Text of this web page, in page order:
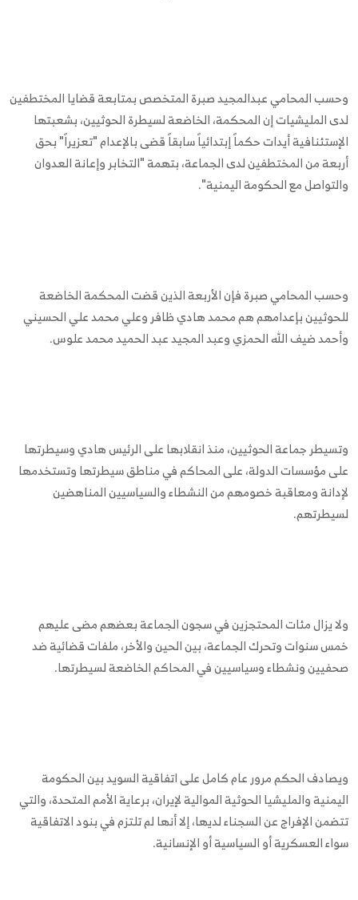
وحسب المحامي عبدالمجيد صبرة المتخصص بمتابعة قضايا المختطفين
لدى المليشيات إن المحكمة، الخاضعة لسيطرة الحوثيين، بشعبتها
الإستئنافية أيدات حكماً إبتدائياً سابقاً قضى بالإعدام "تعزيراً" بحق
أربعة من المختطفين لدى الجماعة، بتهمة "التخابر وإعانة العدوان
والتواصل مع الحكومة اليمنية".
وحسب المحامي صبرة فإن الأربعة الذين قضت المحكمة الخاضعة
للحوثيين بإعدامهم هم محمد هادي ظافر وعلي محمد علي الحسيني
وأحمد ضيف الله الحمزي وعبد المجيد عبد الحميد محمد علوس.
وتسيطر جماعة الحوثيين، منذ انقلابها على الرئيس هادي وسيطرتها
على مؤسسات الدولة، على المحاكم في مناطق سيطرتها وتستخدمها
لإدانة ومعاقبة خصومهم من النشطاء والسياسيين المناهضين
لسيطرتهم.
ولا يزال مئات المحتجزين في سجون الجماعة بعضهم مضى عليهم
خمس سنوات وتحرك الجماعة، بين الحين والأخر، ملفات قضائية ضد
صحفيين ونشطاء وسياسيين في المحاكم الخاضعة لسيطرتها.
ويصادف الحكم مرور عام كامل على اتفاقية السويد بين الحكومة
اليمنية والمليشيا الحوثية الموالية لإيران، برعاية الأمم المتحدة، والتي
تتضمن الإفراج عن السجناء لديها، إلا أنها لم تلتزم في بنود الاتفاقية
سواء العسكرية أو السياسية أو الإنسانية.